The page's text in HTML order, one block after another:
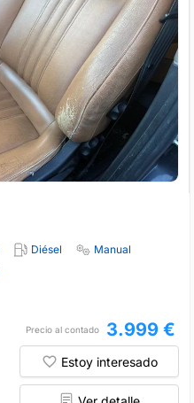
Diésel
Manual
Precio al contado 3.999 €
Estoy interesado